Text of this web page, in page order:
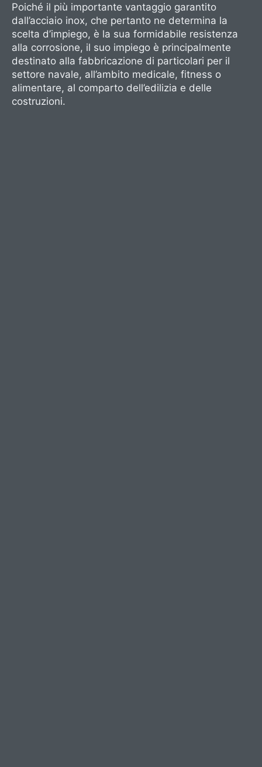
Poiché il più importante vantaggio garantito
dall’acciaio inox, che pertanto ne determina la
scelta d’impiego, è la sua formidabile resistenza
alla corrosione, il suo impiego è principalmente
destinato alla fabbricazione di particolari per il
settore navale, all’ambito medicale, fitness o
alimentare, al comparto dell’edilizia e delle
costruzioni.